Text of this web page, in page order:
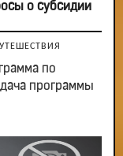
о субсидии
по
программы